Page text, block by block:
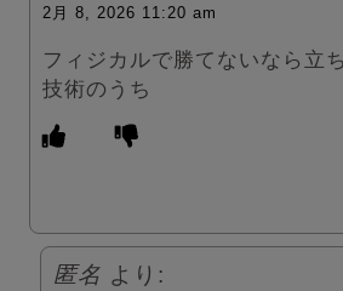
2月 8, 2026 11:20 am
フィジカルで勝てないなら立
技術のうち
匿名 より: